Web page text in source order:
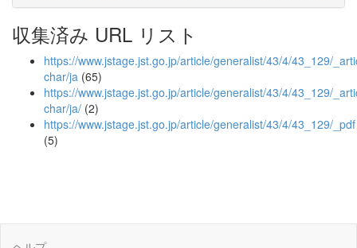
収集済み URL リスト
https://www.jstage.jst.go.jp/article/generalist/43/4/43_129/
char/ja (65)
https://www.jstage.jst.go.jp/article/generalist/43/4/43_129/
char/ja/ (2)
https://www.jstage.jst.go.jp/article/generalist/43/4/43_129/_pdf
(5)